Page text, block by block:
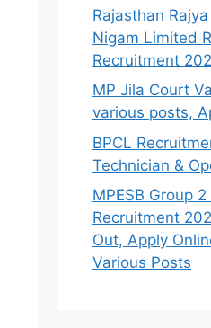
Rajasthan
Nigam Limited
Recruitment
MP Jila Court
various posts,
BPCL
Technician &
MPESB Group
Recruitment
Out, Apply
Various Posts